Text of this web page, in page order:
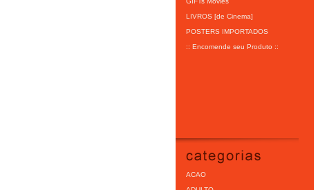
LIVROS [de Cinema]
POSTERS IMPORTADOS
:: Encomende seu Produto ::
ACAO